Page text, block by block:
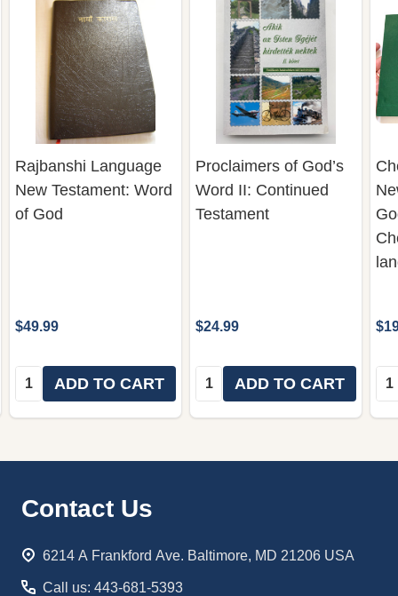
Rajbanshi Language
New Testament: Word
of God
$49.99
Quantity:ADD TO CART
Proclaimers of God’s
Word II: Continued
Testament
$24.99
Quantity:ADD TO CART
Footer
Contact Us
6214 A Frankford Ave. Baltimore, MD 21206 USA
Call us: 443-681-5393